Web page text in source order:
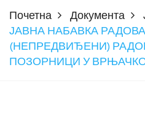
Почетна Документа
ЈАВНА НАБАВКА РАДОВА
(НЕПРЕДВИЂЕНИ)
ПОЗОРНИЦИ У